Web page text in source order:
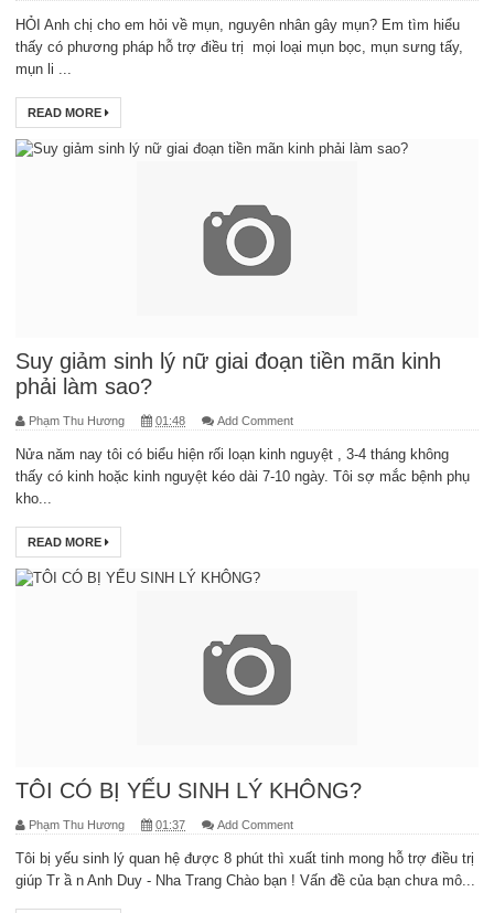
HỎI Anh chị cho em hỏi về mụn, nguyên nhân gây mụn? Em tìm hiểu
thấy có phương pháp hỗ trợ điều trị mọi loại mụn bọc, mụn sưng tấy,
mụn li ...
READ MORE
Suy giảm sinh lý nữ giai đoạn tiền mãn kinh
phải làm sao?
Phạm Thu Hương 01:48 Add Comment
Nửa năm nay tôi có biểu hiện rối loạn kinh nguyệt , 3-4 tháng không
thấy có kinh hoặc kinh nguyệt kéo dài 7-10 ngày. Tôi sợ mắc bệnh phụ
kho...
READ MORE
TÔI CÓ BỊ YẾU SINH LÝ KHÔNG?
Phạm Thu Hương 01:37 Add Comment
Tôi bị yếu sinh lý quan hệ được 8 phút thì xuất tinh mong hỗ trợ điều trị
giúp Tr ầ n Anh Duy - Nha Trang Chào bạn ! Vấn đề của bạn chưa mô...